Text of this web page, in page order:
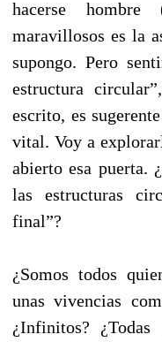
hacerse
maravillosos es la
supongo. Pero
estructura
escrito, es
vital. Voy a
abierto esa puerta.
las estructuras
final”?
¿Somos todos
unas vivencias
¿Infinitos?